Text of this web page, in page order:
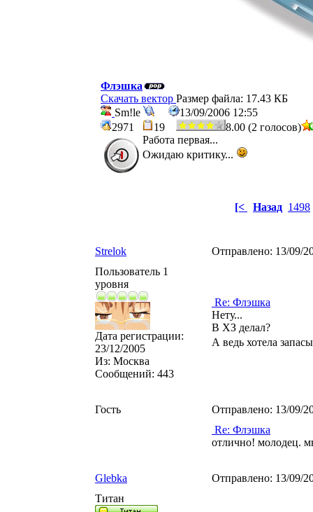
Флэшка
Скачать вектор Размер файла: 17.43 КБ
Sm!le
13/09/2006 12:55
2971
19
8.00 (2 голосов)
Работа первая...
Ожидаю критику...
[< Назад 1498
Strelok Отправлено: 13/09/
Пользователь 1
уровня
Дата регистрации:
23/12/2005
Из: Москва
Сообщений: 443
Re: Флэшка
Нету...
В ХЗ делал?
А ведь хотела
Гость Отправлено: 13/09/
Re: Флэшка
отлично! молодец.
Glebka Отправлено: 13/09/
Титан